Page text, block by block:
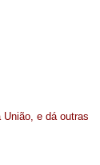
e dá outras